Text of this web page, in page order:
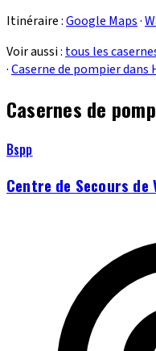
Itinéraire :Google Maps·
Voir aussi : tous les
·Caserne de pompier dans
Casernes de
Bspp
Centre de Secours